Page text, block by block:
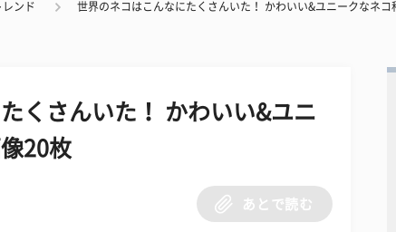
レンド 世界のネコはこんなにたくさんいた！ かわいい&ユニークなネ
くさんいた！ かわいい&ユニ
20枚
あとで読む